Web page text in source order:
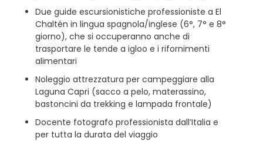
Due guide escursionistiche professioniste a El
Chaltén in lingua spagnola/inglese (6°, 7° e 8°
giorno), che si occuperanno anche di
trasportare le tende a igloo e i rifornimenti
alimentari
Noleggio attrezzatura per campeggiare alla
Laguna Capri (sacco a pelo, materassino,
bastoncini da trekking e lampada frontale)
Docente fotografo professionista dall’Italia e
per tutta la durata del viaggio